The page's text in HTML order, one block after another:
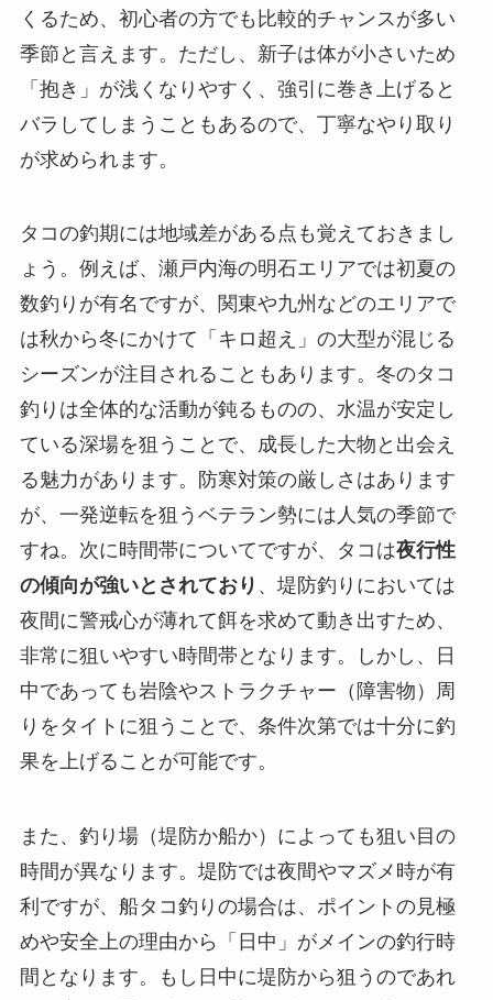
くるため、初心者の方でも比較的チャンスが多い
季節と言えます。ただし、新子は体が小さいため
「抱き」が浅くなりやすく、強引に巻き上げると
バラしてしまうこともあるので、丁寧なやり取り
が求められます。
タコの釣期には地域差がある点も覚えておきまし
ょう。例えば、瀬戸内海の明石エリアでは初夏の
数釣りが有名ですが、関東や九州などのエリアで
は秋から冬にかけて「キロ超え」の大型が混じる
シーズンが注目されることもあります。冬のタコ
釣りは全体的な活動が鈍るものの、水温が安定し
ている深場を狙うことで、成長した大物と出会え
る魅力があります。防寒対策の厳しさはあります
が、一発逆転を狙うベテラン勢には人気の季節で
すね。次に時間帯についてですが、タコは夜行性
の傾向が強いとされており 、堤防釣りにおいては
夜間に警戒心が薄れて餌を求めて動き出すため、
非常に狙いやすい時間帯となります。しかし、日
中であっても岩陰やストラクチャー（障害物）周
りをタイトに狙うことで、条件次第では十分に釣
果を上げることが可能です。
また、釣り場（堤防か船か）によっても狙い目の
時間が異なります。堤防では夜間やマズメ時が有
利ですが、船タコ釣りの場合は、ポイントの見極
めや安全上の理由から「日中」がメインの釣行時
間となります。もし日中に堤防から狙うのであれ